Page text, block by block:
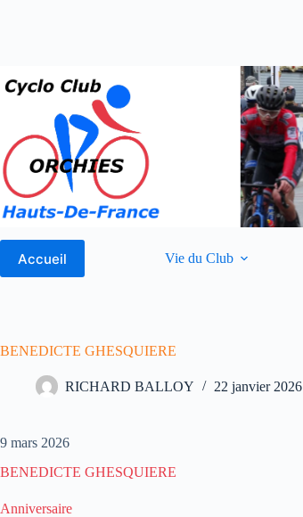
Accueil Vie du Club
BENEDICTE GHESQUIERE
RICHARD BALLOY 22 janvier 2026
9 mars 2026
BENEDICTE GHESQUIERE
Anniversaire